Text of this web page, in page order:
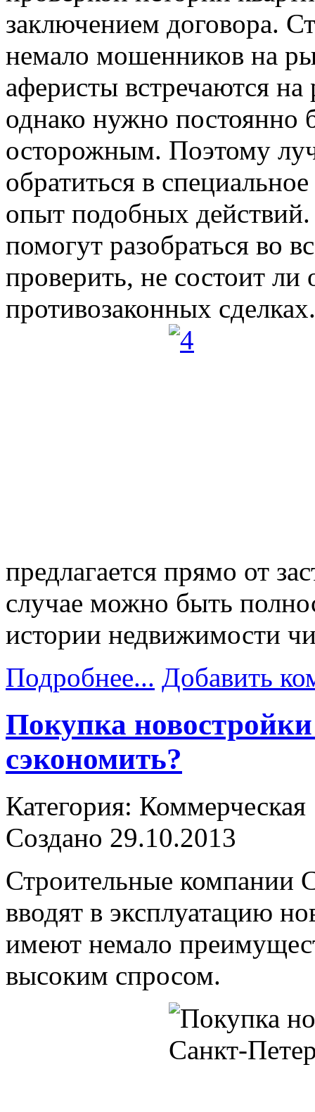
заключением договора.
немало мошенников на
аферисты встречаются
однако нужно постоянно
осторожным. Поэтому
обратиться в
опыт подобных
помогут разобраться во
проверить, не состоит ли
противозаконных
предлагается прямо от
случае можно быть
истории недвижимости
Подробнее... Добавить
Покупка
сэкономить?
Категория: Коммерческая
Создано 29.10.2013
Строительные компании
вводят в эксплуатацию
имеют немало
высоким спросом.